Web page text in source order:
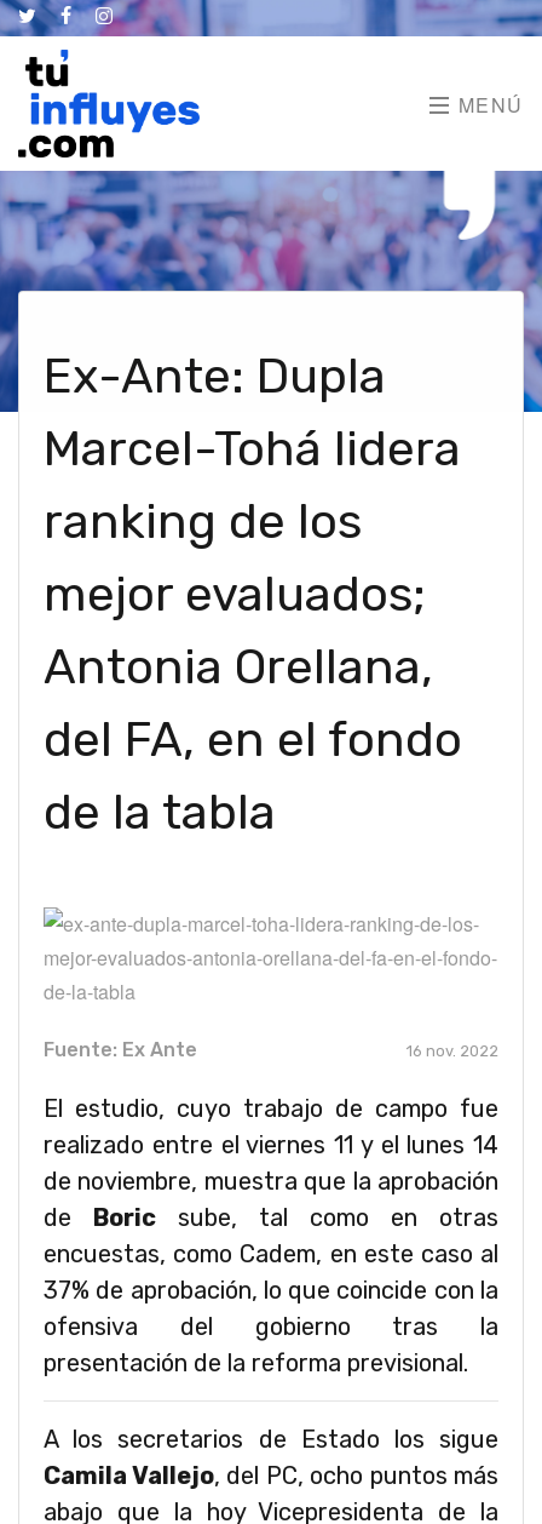
MENÚ
Ex-Ante: Dupla
Marcel-Tohá lidera
ranking de los
mejor evaluados;
Antonia Orellana,
del FA, en el fondo
de la tabla
Fuente: Ex Ante 16 nov. 2022
El estudio, cuyo trabajo de campo fue
realizado entre el viernes 11 y el lunes 14
de noviembre, muestra que la aprobación
de Boric sube, tal como en otras
encuestas, como Cadem, en este caso al
37% de aprobación, lo que coincide con la
ofensiva del gobierno tras la
presentación de la reforma previsional.
A los secretarios de Estado los sigue
Camila Vallejo, del PC, ocho puntos más
abajo que la hoy Vicepresidenta de la